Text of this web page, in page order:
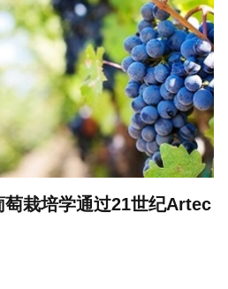
栽培学通过21世纪Artec